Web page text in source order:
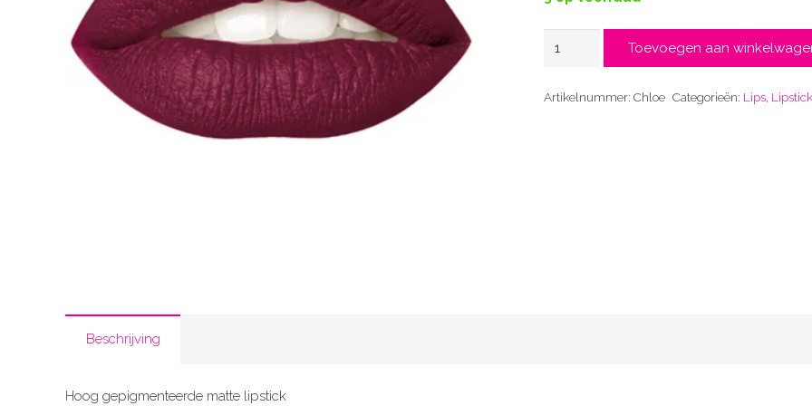
Toevoegen aan
Artikelnummer: Chloe Categorieën: Lips, Lipstick
Beschrijving
Hoog gepigmenteerde matte lipstick